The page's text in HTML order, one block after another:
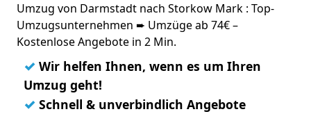
Umzug von Darmstadt nach Storkow Mark : Top-
Umzugsunternehmen ➨ Umzüge ab 74€ –
Kostenlose Angebote in 2 Min.
✓ Wir helfen Ihnen, wenn es um Ihren
Umzug geht!
✓ Schnell & unverbindlich Angebote